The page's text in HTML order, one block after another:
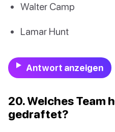
Walter Camp
Lamar Hunt
Antwort anzeigen
20. Welches Team
gedraftet?